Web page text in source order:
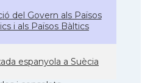
del Govern als Països
i als Països Bàltics
espanyola a Suècia